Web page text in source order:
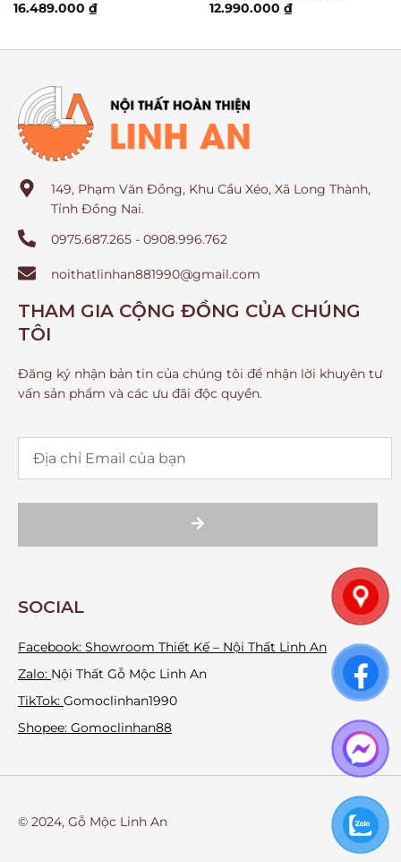
16.489.000 ₫
12.990.000 ₫
149, Phạm Văn Đồng, Khu Cầu Xéo, Xã Long Thành,
Tỉnh Đồng Nai.
0975.687.265 - 0908.996.762
noithatlinhan881990@gmail.com
THAM GIA CỘNG ĐỒNG CỦA CHÚNG
TÔI
Đăng ký nhận bản tin của chúng tôi để nhận lời khuyên tư
vấn sản phẩm và các ưu đãi độc quyền.
SOCIAL
Facebook: Showroom Thiết Kế – Nội Thất Linh An
Zalo: Nội Thất Gỗ Mộc Linh An
TikTok: Gomoclinhan1990
Shopee: Gomoclinhan88
© 2024, Gỗ Mộc Linh An